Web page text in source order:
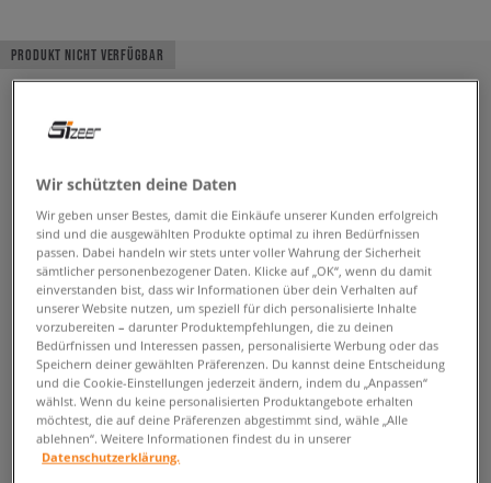
PRODUKT NICHT VERFÜGBAR
Wir schützten deine Daten
Wir geben unser Bestes, damit die Einkäufe unserer Kunden erfolgreich
sind und die ausgewählten Produkte optimal zu ihren Bedürfnissen
passen. Dabei handeln wir stets unter voller Wahrung der Sicherheit
sämtlicher personenbezogener Daten. Klicke auf „OK“, wenn du damit
einverstanden bist, dass wir Informationen über dein Verhalten auf
unserer Website nutzen, um speziell für dich personalisierte Inhalte
vorzubereiten – darunter Produktempfehlungen, die zu deinen
Bedürfnissen und Interessen passen, personalisierte Werbung oder das
Speichern deiner gewählten Präferenzen. Du kannst deine Entscheidung
und die Cookie-Einstellungen jederzeit ändern, indem du „Anpassen“
wählst. Wenn du keine personalisierten Produktangebote erhalten
möchtest, die auf deine Präferenzen abgestimmt sind, wähle „Alle
ablehnen“. Weitere Informationen findest du in unserer
Datenschutzerklärung.